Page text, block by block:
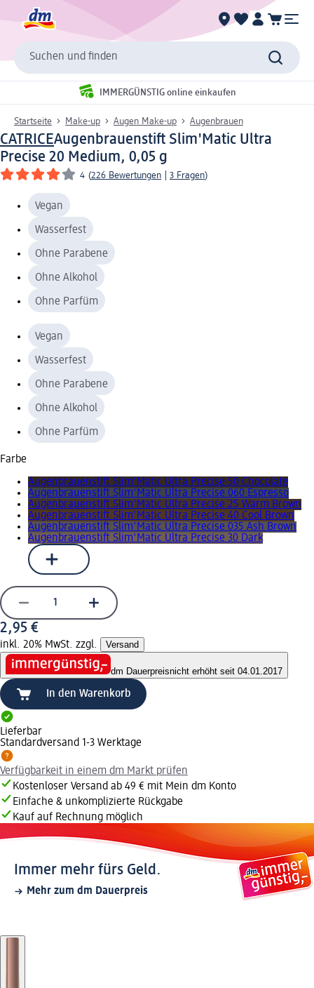
Suchen und finden
IMMERGÜNSTIG online einkaufen
Startseite Make-up Augen Make-up Augenbrauen
CATRICEAugenbrauenstift Slim'Matic Ultra
Precise 20 Medium, 0,05 g
4 (226 Bewertungen 3 Fragen)
Vegan
Wasserfest
Ohne Parabene
Ohne Alkohol
Ohne Parfüm
Vegan
Wasserfest
Ohne Parabene
Ohne Alkohol
Ohne Parfüm
Farbe
Augenbrauenstift Slim'Matic Ultra Precise 50 Chocolate
Augenbrauenstift Slim'Matic Ultra Precise 060 Espresso
Augenbrauenstift Slim'Matic Ultra Precise 25 Warm Brown
Augenbrauenstift Slim'Matic Ultra Precise 40 Cool Brown
Augenbrauenstift Slim'Matic Ultra Precise 035 Ash Brown
Augenbrauenstift Slim'Matic Ultra Precise 30 Dark
2,95 €
inkl. 20% MwSt. zzgl. Versand
dm Dauerpreisnicht erhöht seit 04.01.2017
In den Warenkorb
Lieferbar
Standardversand 1-3 Werktage
Verfügbarkeit in einem dm Markt prüfen
Kostenloser Versand ab 49 € mit Mein dm Konto
Einfache & unkomplizierte Rückgabe
Kauf auf Rechnung möglich
Immer mehr fürs Geld.
Mehr zum dm Dauerpreis